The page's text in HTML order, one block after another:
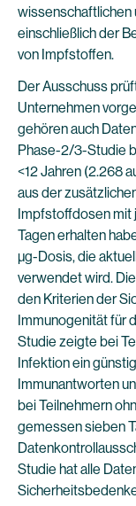
wissenschaftlichen
einschließlich der
von Impfstoffen.
Der Ausschuss
Unternehmen
gehören auch
Phase-2/3-Studie
<12 Jahren (2.268
aus der
Impfstoffdosen mit
Tagen erhalten
µg-Dosis, die
verwendet wird.
den Kriterien der
Immunogenität für
Studie zeigte bei
Infektion ein
Immunantworten
bei Teilnehmern
gemessen sieben
Studie hat alle